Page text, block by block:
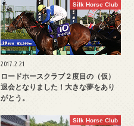
Silk Horse Club
2017.2.21
ロードホースクラブ２度目の（仮）
退会となりました！大きな夢をあり
がとう。
Silk Horse Club